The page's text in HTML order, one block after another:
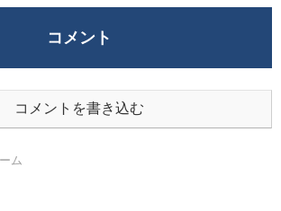
コメント
コメントを書き込む
ム